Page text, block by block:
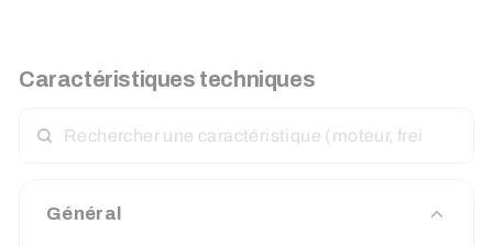
Caractéristiques techniques
UNE
Général